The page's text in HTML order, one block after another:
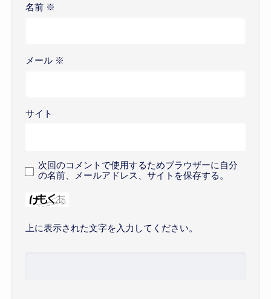
名前 ※
メール ※
サイト
次回のコメントで使用するためブラウザーに自分
の名前、メールアドレス、サイトを保存する。
上に表示された文字を入力してください。